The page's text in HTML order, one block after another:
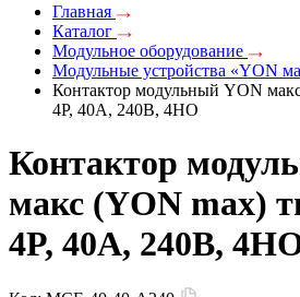
Главная
Каталог
Модульное оборудование
Модульные устройства «YON
Контактор модульный YON
4P, 40A, 240В, 4НО
Контактор
макс (YON max)
4P, 40A, 240В,